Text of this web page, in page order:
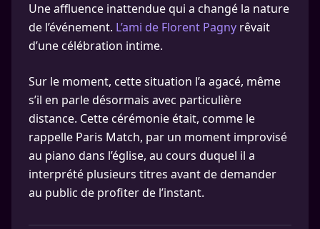
Une affluence inattendue qui a changé la nature
de l’événement. L’ami de Florent Pagny rêvait
d’une célébration intime.
Sur le moment, cette situation l’a agacé, même
s’il en parle désormais avec particulière
distance. Cette cérémonie était, comme le
rappelle Paris Match, par un moment improvisé
au piano dans l’église, au cours duquel il a
interprété plusieurs titres avant de demander
au public de profiter de l’instant.